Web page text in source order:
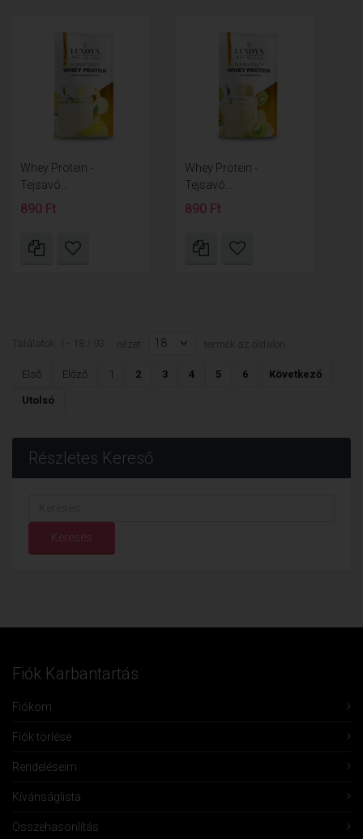
Whey Protein -
Tejsavó...
890 Ft
Whey Protein -
Tejsavó...
890 Ft
Találatok: 1 - 18 / 93 nézet: 18 termék az oldalon
Első Előző 1 2 3 4 5 6 Következő
Utolsó
Részletes Kereső
Keresés
Fiók Karbantartás
Fiókom
Fiók törlése
Rendeléseim
Kívánságlista
Összehasonlítás